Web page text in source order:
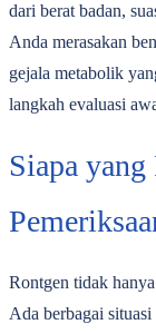
dari berat badan,
Anda merasakan
gejala metabolik
langkah evaluasi
Siapa
Rontgen tidak
Ada berbagai